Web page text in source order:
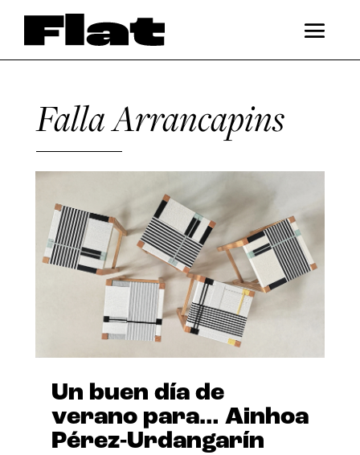
Falla Arrancapins
Un buen día de
verano para… Ainhoa
Pérez-Urdangarín